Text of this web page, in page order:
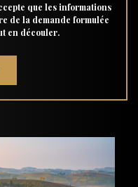
que les informations
de la demande formulée
en découler.